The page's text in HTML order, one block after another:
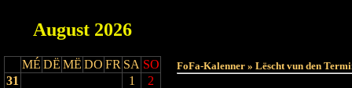
August 2026
MÉ DË MË DO FR SA SO
31
1
2
FoFa-Kalenner » Lëscht vun den